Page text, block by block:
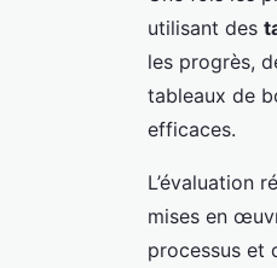
utilisant des
les progrès,
tableaux de
efficaces.
L’évaluation
mises en
processus et